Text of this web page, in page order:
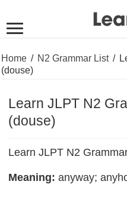
Home / N2 Grammar List /
(douse)
Learn JLPT N2
(douse)
Learn JLPT N2
Meaning: anyway;